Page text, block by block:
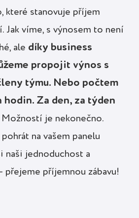
které stanovuje příjem
Jak víme, s výnosem to není
ale díky business
propojit výnos s
týmu. Nebo počtem
hodin. Za den, za týden
Možností je nekonečno.
na vašem panelu
naši jednoduchost a
přejeme příjemnou zábavu!